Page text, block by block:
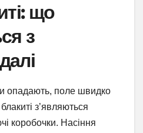
що
з
опадають, поле швидко
з’являються
коробочки. Насіння